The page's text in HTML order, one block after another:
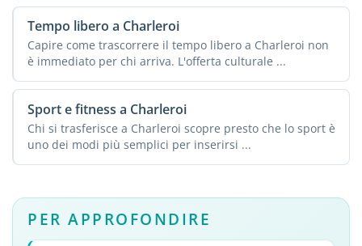
Tempo libero a Charleroi
Capire come trascorrere il tempo libero a Charleroi non
è immediato per chi arriva. L'offerta culturale ...
Sport e fitness a Charleroi
Chi si trasferisce a Charleroi scopre presto che lo sport è
uno dei modi più semplici per inserirsi ...
PER APPROFONDIRE